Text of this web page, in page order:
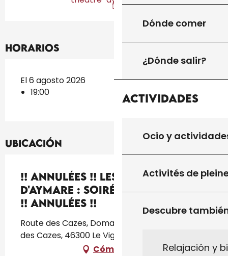
Dónde comer
¿Dónde salir?
Actividades
Ocio y
Activités de
Descubre
Relajación y
Horarios
El 6 agosto 2026
19:00
Ubicación
!! ANNULÉES !! Les Rendez-Vous
d'Aymare : Soirées Rémi De Vos
!! ANNULÉES !!
Route des Cazes, Domaine d'Aymare, Route
des Cazes, 46300 Le Vigan
Cómo llegar